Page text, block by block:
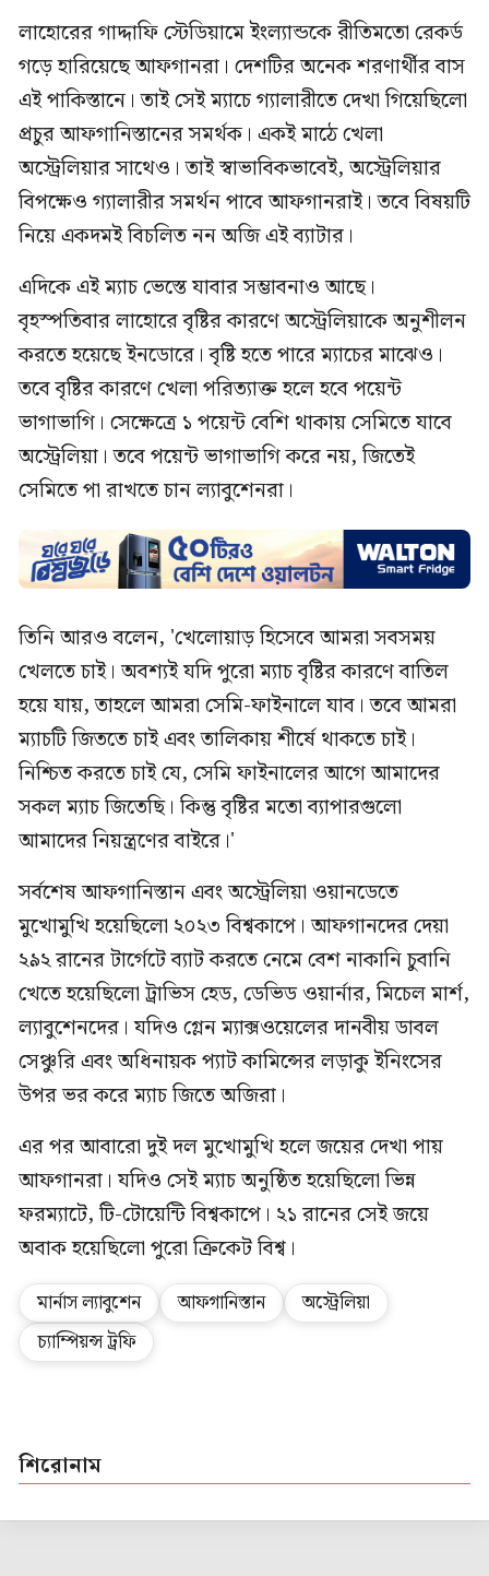
লাহোরের গাদ্দাফি স্টেডিয়ামে ইংল্যান্ডকে রীতিমতো রেকর্ড
গড়ে হারিয়েছে আফগানরা। দেশটির অনেক শরণার্থীর বাস
এই পাকিস্তানে। তাই সেই ম্যাচে গ্যালারীতে দেখা গিয়েছিলো
প্রচুর আফগানিস্তানের সমর্থক। একই মাঠে খেলা
অস্ট্রেলিয়ার সাথেও। তাই স্বাভাবিকভাবেই, অস্ট্রেলিয়ার
বিপক্ষেও গ্যালারীর সমর্থন পাবে আফগানরাই। তবে বিষয়টি
নিয়ে একদমই বিচলিত নন অজি এই ব্যাটার।
এদিকে এই ম্যাচ ভেস্তে যাবার সম্ভাবনাও আছে।
বৃহস্পতিবার লাহোরে বৃষ্টির কারণে অস্ট্রেলিয়াকে অনুশীলন
করতে হয়েছে ইনডোরে। বৃষ্টি হতে পারে ম্যাচের মাঝেও।
তবে বৃষ্টির কারণে খেলা পরিত্যাক্ত হলে হবে পয়েন্ট
ভাগাভাগি। সেক্ষেত্রে ১ পয়েন্ট বেশি থাকায় সেমিতে যাবে
অস্ট্রেলিয়া। তবে পয়েন্ট ভাগাভাগি করে নয়, জিতেই
সেমিতে পা রাখতে চান ল্যাবুশেনরা।
তিনি আরও বলেন, 'খেলোয়াড় হিসেবে আমরা সবসময়
খেলতে চাই। অবশ্যই যদি পুরো ম্যাচ বৃষ্টির কারণে বাতিল
হয়ে যায়, তাহলে আমরা সেমি-ফাইনালে যাব। তবে আমরা
ম্যাচটি জিততে চাই এবং তালিকায় শীর্ষে থাকতে চাই।
নিশ্চিত করতে চাই যে, সেমি ফাইনালের আগে আমাদের
সকল ম্যাচ জিতেছি। কিন্তু বৃষ্টির মতো ব্যাপারগুলো
আমাদের নিয়ন্ত্রণের বাইরে।'
সর্বশেষ আফগানিস্তান এবং অস্ট্রেলিয়া ওয়ানডেতে
মুখোমুখি হয়েছিলো ২০২৩ বিশ্বকাপে। আফগানদের দেয়া
২৯২ রানের টার্গেটে ব্যাট করতে নেমে বেশ নাকানি চুবানি
খেতে হয়েছিলো ট্রাভিস হেড, ডেভিড ওয়ার্নার, মিচেল মার্শ,
ল্যাবুশেনদের। যদিও গ্লেন ম্যাক্সওয়েলের দানবীয় ডাবল
সেঞ্চুরি এবং অধিনায়ক প্যাট কামিন্সের লড়াকু ইনিংসের
উপর ভর করে ম্যাচ জিতে অজিরা।
এর পর আবারো দুই দল মুখোমুখি হলে জয়ের দেখা পায়
আফগানরা। যদিও সেই ম্যাচ অনুষ্ঠিত হয়েছিলো ভিন্ন
ফরম্যাটে, টি-টোয়েন্টি বিশ্বকাপে। ২১ রানের সেই জয়ে
অবাক হয়েছিলো পুরো ক্রিকেট বিশ্ব।
মার্নাস ল্যাবুশেন আফগানিস্তান
অস্ট্রেলিয়া
চ্যাম্পিয়ন্স ট্রফি
শিরোনাম